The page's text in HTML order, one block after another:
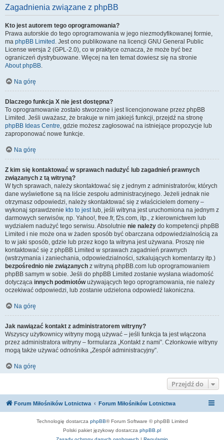
Zagadnienia związane z phpBB
Kto jest autorem tego oprogramowania?
Prawa autorskie do tego oprogramowania w jego niezmodyfikowanej formie,
ma phpBB Limited . Jest ono publikowane na licencji GNU General Public
License wersja 2 (GPL-2.0), co w praktyce oznacza, że może być bez
ograniczeń dystrybuowane. Więcej na ten temat dowiesz się na stronie
About phpBB.
Na górę
Dlaczego funkcja X nie jest dostępna?
To oprogramowanie zostało stworzone i jest licencjonowane przez phpBB
Limited. Jeśli uważasz, że brakuje w nim jakiejś funkcji, przejdź na stronę
phpBB Ideas Centre, gdzie możesz zagłosować na istniejące propozycje lub
zaproponować nowe funkcje.
Na górę
Z kim się kontaktować w sprawach nadużyć lub zagadnień prawnych
związanych z tą witryną?
W tych sprawach, należy skontaktować się z jednym z administratorów, których
dane wyświetlone są na liście zespołu administracyjnego. Jeżeli jednak nie
otrzymasz odpowiedzi, należy skontaktować się z właścicielem domeny –
wykonaj sprawdzenie kto to jestlub, jeśli witryna jest uruchomiona na jednym z
darmowych serwisów, np. Yahoo!, free.fr, f2s.com, itp., z kierownictwem lub
wydziałem nadużyć tego serwisu. Absolutnie nie należy do kompetencji phpBB
Limited i nie może ona w żaden sposób być obarczana odpowiedzialnością za
to w jaki sposób, gdzie lub przez kogo ta witryna jest używana. Proszę nie
kontaktować się z phpBB Limited w sprawach zagadnień prawnych
(wstrzymania i zaniechania, odpowiedzialności, szkalujących komentarzy itp.)
bezpośrednio nie związanych z witryną phpBB.com lub oprogramowaniem
phpBB samym w sobie. Jeśli do phpBB Limited zostanie wysłana wiadomość
dotycząca innych podmiotówużywających tego oprogramowania, nie należy
oczekiwać odpowiedzi, lub zostanie udzielona odpowiedź lakoniczna.
Na górę
Jak nawiązać kontakt z administratorem witryny?
Wszyscy użytkownicy witryny mogą używać – jeśli funkcja ta jest włączona
przez administratora witryny – formularza „Kontakt z nami”. Członkowie witryny
mogą także używać odnośnika „Zespół administracyjny”.
Na górę
Przejdź do
Forum Miłośników Lotnictwa Forum Miłośników Lotnictwa
Technologię dostarcza phpBB® Forum Software © phpBB Limited
Polski pakiet językowy dostarcza phpBB.pl